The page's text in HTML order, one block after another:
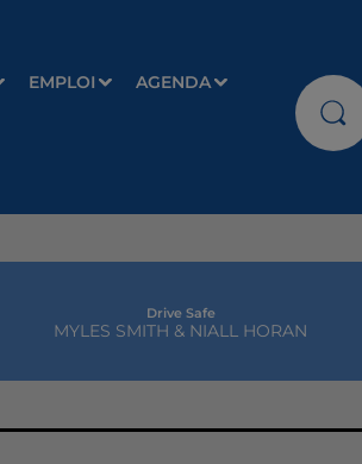
EMPLOI AGENDA
Drive Safe
MYLES SMITH & NIALL HORAN